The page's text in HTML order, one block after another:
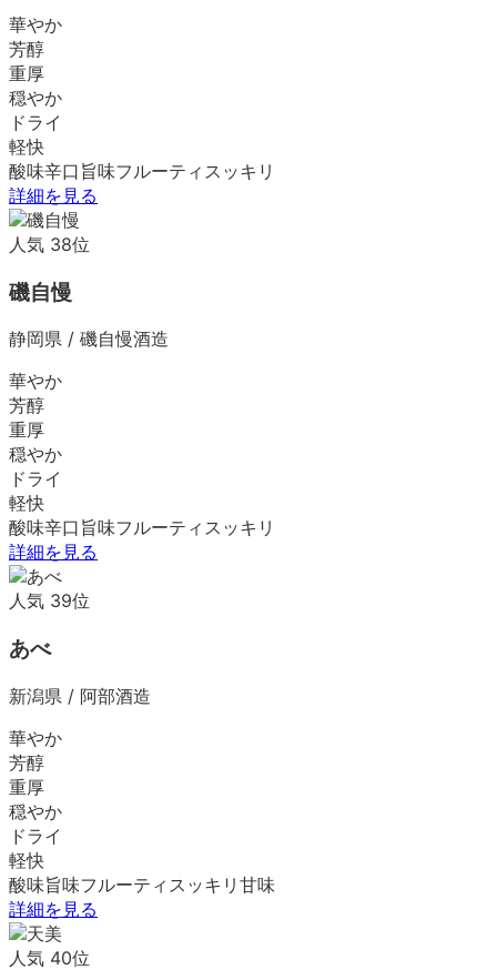
華やか
芳醇
重厚
穏やか
ドライ
軽快
酸味辛口 旨味フルーティ スッキリ
詳細を見る
人気 38位
磯自慢
静岡県 / 磯自慢酒造
華やか
芳醇
重厚
穏やか
ドライ
軽快
酸味辛口 旨味フルーティ スッキリ
詳細を見る
人気 39位
あべ
新潟県 / 阿部酒造
華やか
芳醇
重厚
穏やか
ドライ
軽快
酸味旨味フルーティ スッキリ 甘味
詳細を見る
人気 40位